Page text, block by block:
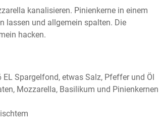
kanalisieren. Pinienkerne in einem
lassen und allgemein spalten. Die
hacken.
Spargelfond, etwas Salz, Pfeffer und Öl
Mozzarella, Basilikum und Pinienkernen